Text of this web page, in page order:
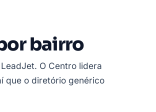
bairro
O Centro lidera
que o diretório genérico